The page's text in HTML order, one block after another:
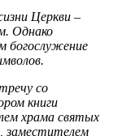
Церкви –
Однако
богослужение
со
книги
храма святых
заместителем